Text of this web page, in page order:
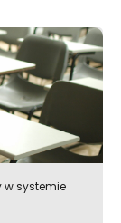
w systemie